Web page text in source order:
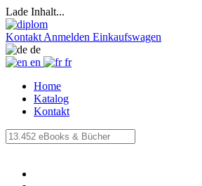
Lade Inhalt...
Kontakt Anmelden Einkaufswagen
de
en
fr
Home
Katalog
Kontakt